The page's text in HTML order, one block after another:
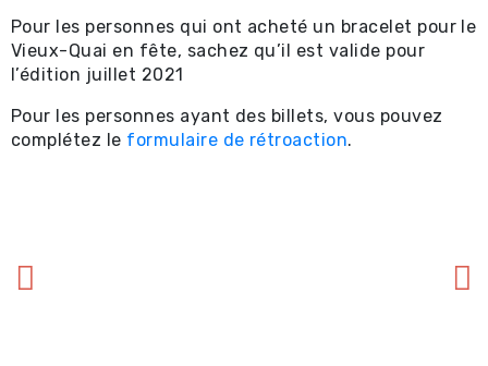
Pour les personnes qui ont acheté un bracelet pour le
Vieux-Quai en fête, sachez qu’il est valide pour
l’édition juillet 2021
Pour les personnes ayant des billets, vous pouvez
complétez le formulaire de rétroaction.